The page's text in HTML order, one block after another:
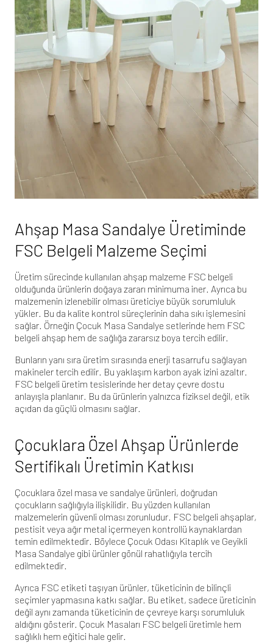
Ahşap Masa Sandalye Üretiminde
FSC Belgeli Malzeme Seçimi
Üretim sürecinde kullanılan ahşap malzeme FSC belgeli
olduğunda ürünlerin doğaya zararı minimuma iner. Ayrıca bu
malzemenin izlenebilir olması üreticiye büyük sorumluluk
yükler. Bu da kalite kontrol süreçlerinin daha sıkı işlemesini
sağlar. Örneğin Çocuk Masa Sandalye setlerinde hem FSC
belgeli ahşap hem de sağlığa zararsız boya tercih edilir.
Bunların yanı sıra üretim sırasında enerji tasarrufu sağlayan
makineler tercih edilir. Bu yaklaşım karbon ayak izini azaltır.
FSC belgeli üretim tesislerinde her detay çevre dostu
anlayışla planlanır. Bu da ürünlerin yalnızca fiziksel değil, etik
açıdan da güçlü olmasını sağlar.
Çocuklara Özel Ahşap Ürünlerde
Sertifikalı Üretimin Katkısı
Çocuklara özel masa ve sandalye ürünleri, doğrudan
çocukların sağlığıyla ilişkilidir. Bu yüzden kullanılan
malzemelerin güvenli olması zorunludur. FSC belgeli ahşaplar,
pestisit veya ağır metal içermeyen kontrollü kaynaklardan
temin edilmektedir. Böylece Çocuk Odası Kitaplık ve Geyikli
Masa Sandalye gibi ürünler gönül rahatlığıyla tercih
edilmektedir.
Ayrıca FSC etiketi taşıyan ürünler, tüketicinin de bilinçli
seçimler yapmasına katkı sağlar. Bu etiket, sadece üreticinin
değil aynı zamanda tüketicinin de çevreye karşı sorumluluk
aldığını gösterir. Çocuk Masaları FSC belgeli üretimle hem
sağlıklı hem eğitici hale gelir.